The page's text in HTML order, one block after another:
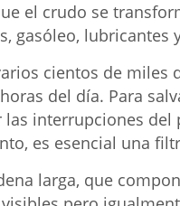
el crudo se
gasóleo, lubricantes
cientos de
del día. Para
interrupciones
es esencial una
larga, que